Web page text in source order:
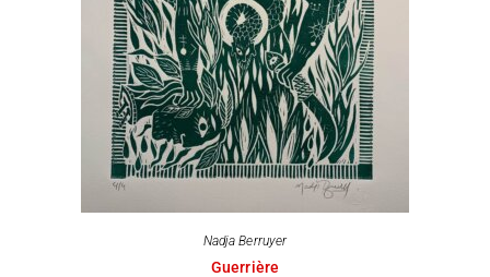
Nadja Berruyer
Guerrière